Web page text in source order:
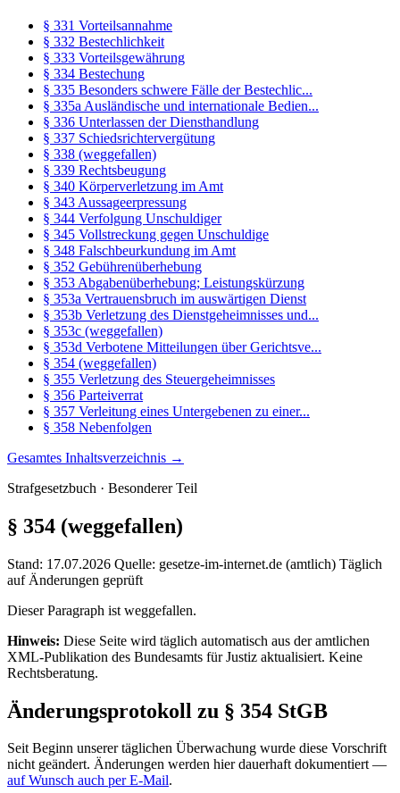
§ 331 Vorteilsannahme
§ 332 Bestechlichkeit
§ 333 Vorteilsgewährung
§ 334 Bestechung
§ 335 Besonders schwere Fälle der Bestechlic...
§ 335a Ausländische und internationale Bedien...
§ 336 Unterlassen der Diensthandlung
§ 337 Schiedsrichtervergütung
§ 338 (weggefallen)
§ 339 Rechtsbeugung
§ 340 Körperverletzung im Amt
§ 343 Aussageerpressung
§ 344 Verfolgung Unschuldiger
§ 345 Vollstreckung gegen Unschuldige
§ 348 Falschbeurkundung im Amt
§ 352 Gebührenüberhebung
§ 353 Abgabenüberhebung; Leistungskürzung
§ 353a Vertrauensbruch im auswärtigen Dienst
§ 353b Verletzung des Dienstgeheimnisses und...
§ 353c (weggefallen)
§ 353d Verbotene Mitteilungen über Gerichtsve...
§ 354 (weggefallen)
§ 355 Verletzung des Steuergeheimnisses
§ 356 Parteiverrat
§ 357 Verleitung eines Untergebenen zu einer...
§ 358 Nebenfolgen
Gesamtes Inhaltsverzeichnis →
Strafgesetzbuch · Besonderer Teil
§ 354 (weggefallen)
Stand: 17.07.2026 Quelle: gesetze-im-internet.de (amtlich) Täglich
auf Änderungen geprüft
Dieser Paragraph ist weggefallen.
Hinweis: Diese Seite wird täglich automatisch aus der amtlichen
XML-Publikation des Bundesamts für Justiz aktualisiert. Keine
Rechtsberatung.
Änderungsprotokoll zu § 354 StGB
Seit Beginn unserer täglichen Überwachung wurde diese Vorschrift
nicht geändert. Änderungen werden hier dauerhaft dokumentiert —
auf Wunsch auch per E-Mail.